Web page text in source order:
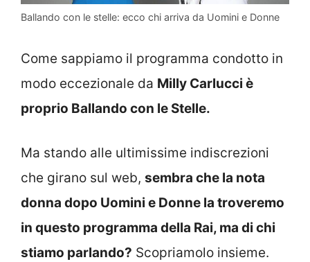
Ballando con le stelle: ecco chi arriva da Uomini e Donne
Come sappiamo il programma condotto in
modo eccezionale da Milly Carlucci è
proprio Ballando con le Stelle.
Ma stando alle ultimissime indiscrezioni
che girano sul web, sembra che la nota
donna dopo Uomini e Donne la troveremo
in questo programma della Rai, ma di chi
stiamo parlando? Scopriamolo insieme.